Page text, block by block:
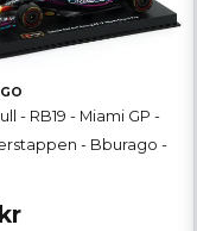
- RB19 - Miami GP -
- Bburago -